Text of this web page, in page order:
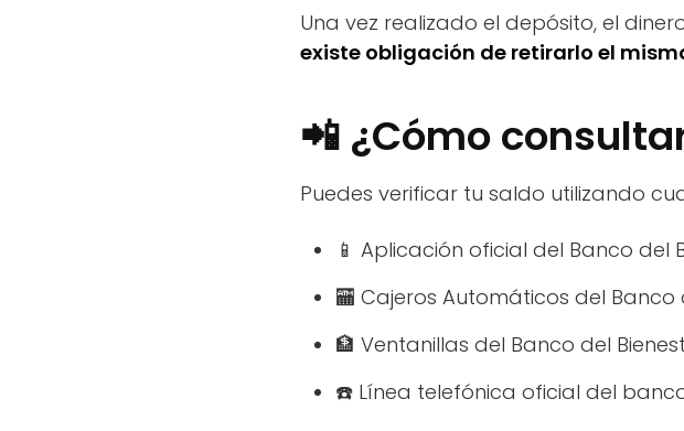
Una vez realizado el depósito, el
existe obligación de retirarlo el
📲 ¿Cómo
Puedes verificar tu saldo utilizando
📱 Aplicación oficial del Banco del
🏧 Cajeros Automáticos del Banco
🏦 Ventanillas del Banco del
☎️ Línea telefónica oficial del